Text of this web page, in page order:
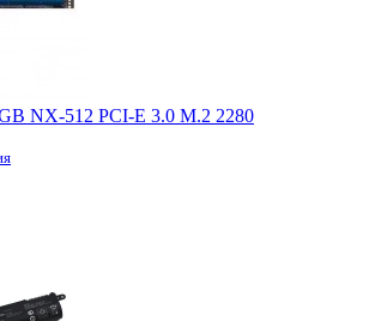
NX-512 PCI-E 3.0 M.2 2280